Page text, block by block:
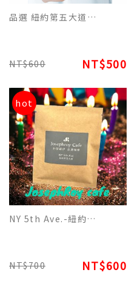
品選 紐約第五大道美式咖啡阿拉比卡原豆(227g) 適合日常黑咖啡飲用
NT$600 NT$500
hot
NY 5th Ave.-紐約第五大道美式榛果日常生活特調濾掛(每包12g)平裝版，每10包為一盒
NT$700 NT$600